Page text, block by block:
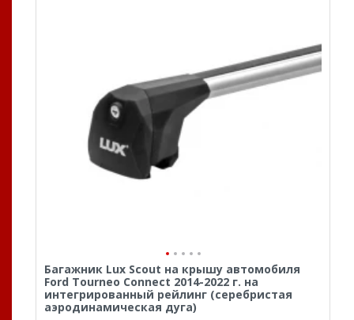
Багажник Lux Scout на крышу автомобиля
Ford Tourneo Connect 2014-2022 г. на
интегрированный рейлинг (серебристая
аэродинамическая дуга)